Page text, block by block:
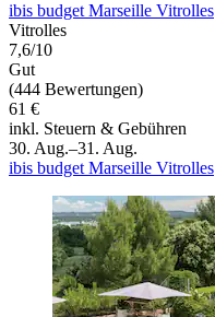
ibis budget Marseille Vitrolles
Vitrolles
7,6/10
Gut
(444 Bewertungen)
61 €
inkl. Steuern & Gebühren
30. Aug.–31. Aug.
ibis budget Marseille Vitrolles